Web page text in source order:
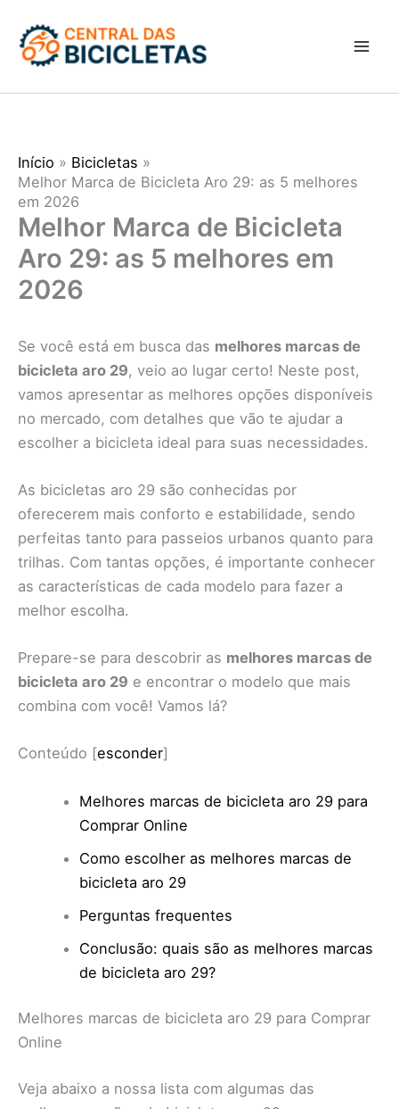
para
Início
Bicicletas
Melhor Marca de Bicicleta Aro 29: as 5 melhores
em 2026
Melhor Marca de Bicicleta
Aro 29: as 5 melhores em
2026
Se você está em busca das melhores marcas de
bicicleta aro 29, veio ao lugar certo! Neste post,
vamos apresentar as melhores opções disponíveis
no mercado, com detalhes que vão te ajudar a
escolher a bicicleta ideal para suas necessidades.
As bicicletas aro 29 são conhecidas por
oferecerem mais conforto e estabilidade, sendo
perfeitas tanto para passeios urbanos quanto para
trilhas. Com tantas opções, é importante conhecer
as características de cada modelo para fazer a
melhor escolha.
Prepare-se para descobrir as melhores marcas de
bicicleta aro 29 e encontrar o modelo que mais
combina com você! Vamos lá?
Conteúdo [esconder]
Melhores marcas de bicicleta aro 29 para
Comprar Online
Como escolher as melhores marcas de
bicicleta aro 29
Perguntas frequentes
Conclusão: quais são as melhores marcas
de bicicleta aro 29?
Melhores marcas de bicicleta aro 29 para Comprar
Online
Veja abaixo a nossa lista com algumas das